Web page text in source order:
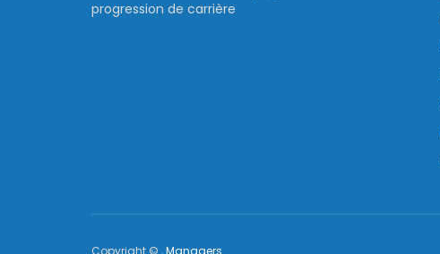
progression de carrière